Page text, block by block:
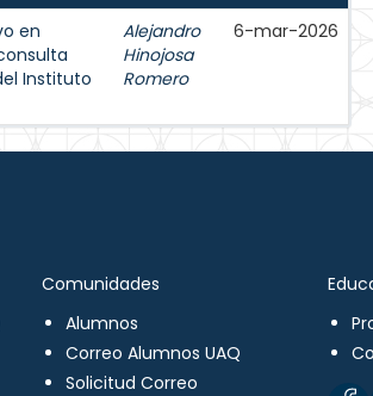
en
Instituto
Alejandro
Hinojosa
Romero
6-mar-2026
Comunidades
Alumnos
Correo Alumnos UAQ
Solicitud Correo